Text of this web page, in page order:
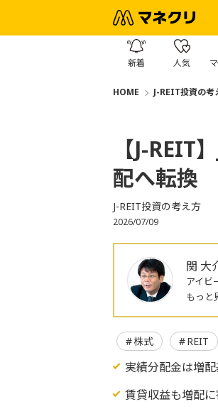
新着 人気
HOME J-REIT投資の考
【J-REIT
配へ転換
J-REIT投資の考え方
2026/07/09
関 大
アイビ
もっと
株式 REIT
実績分配金は増
賃貸収益も増配